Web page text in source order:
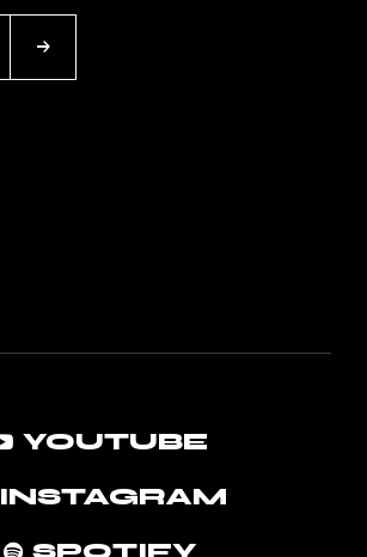
YOUTUBE
INSTAGRAM
SPOTIFY